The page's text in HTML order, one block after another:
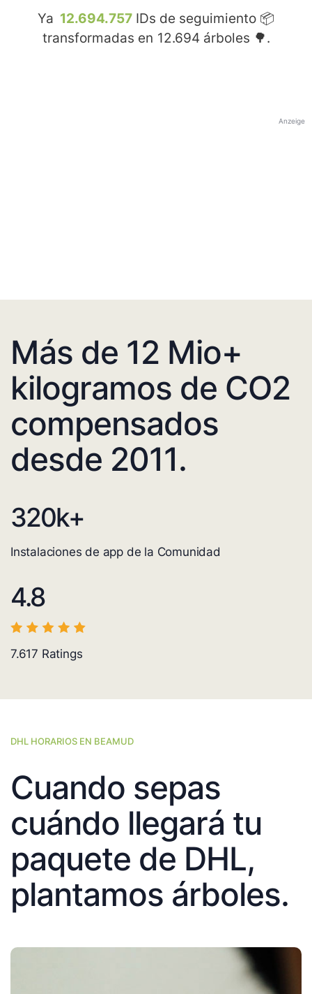
Ya 12.694.757 IDs de seguimiento 📦
transformadas en 12.694 árboles 🌳.
Anzeige
Más de 12 Mio+
kilogramos de CO2
compensados
desde 2011.
320k+
Instalaciones de app de la Comunidad
4.8
7.617 Ratings
DHL HORARIOS EN BEAMUD
Cuando sepas
cuándo llegará tu
paquete de DHL,
plantamos árboles.